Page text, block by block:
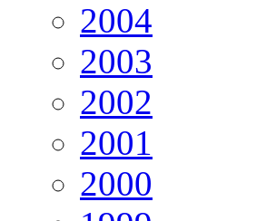
2004
2003
2002
2001
2000